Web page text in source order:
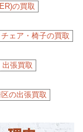
の買取
チェア・椅子の買取
出張買取
の出張買取